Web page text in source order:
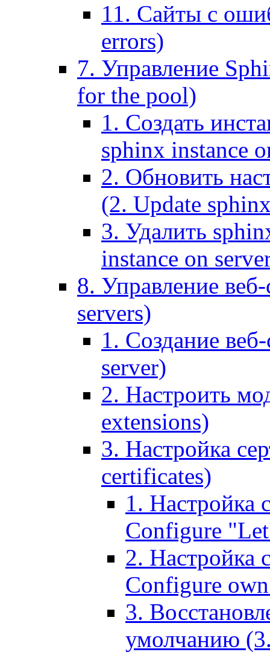
11. Сайты с
errors)
7. Управление
for the pool)
1. Создать
sphinx instance
2. Обновить
(2. Update
3. Удалить
instance on
8. Управление
servers)
1. Создание
server)
2. Настроить
extensions)
3. Настройка
certificates)
1. Настройка
Configure
2. Настройка
Configure
3.
умолчанию